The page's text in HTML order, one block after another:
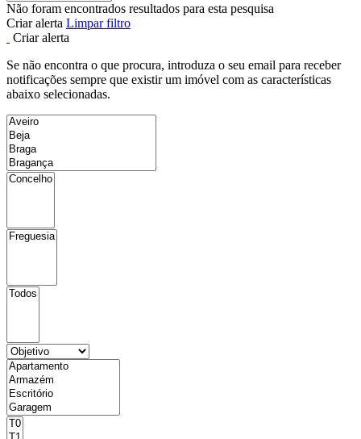
Não foram encontrados resultados para esta pesquisa
Criar alerta Limpar filtro
Criar alerta
Se não encontra o que procura, introduza o seu email para receber
notificações sempre que existir um imóvel com as características
abaixo selecionadas.